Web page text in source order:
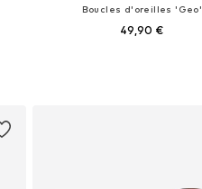
Boucles d'oreilles 'Geo'
49,90 €